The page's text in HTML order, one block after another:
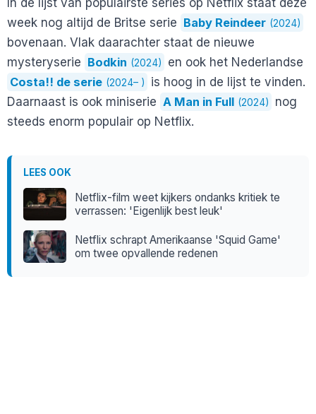
In de lijst van populairste series op Netflix staat deze
week nog altijd de Britse serie Baby Reindeer (2024)
bovenaan. Vlak daarachter staat de nieuwe
mysteryserie Bodkin (2024)
en ook het Nederlandse
Costa!! de serie (2024– )
is hoog in de lijst te vinden.
Daarnaast is ook miniserie A Man in Full (2024)
nog
steeds enorm populair op Netflix.
LEES OOK
Netflix-film weet kijkers ondanks kritiek te
verrassen: 'Eigenlijk best leuk'
Netflix schrapt Amerikaanse 'Squid Game'
om twee opvallende redenen